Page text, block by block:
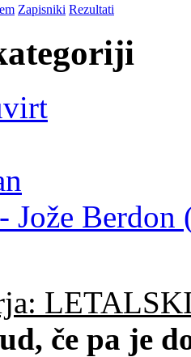
Zapisniki Rezultati
Jože Berdon
če pa je